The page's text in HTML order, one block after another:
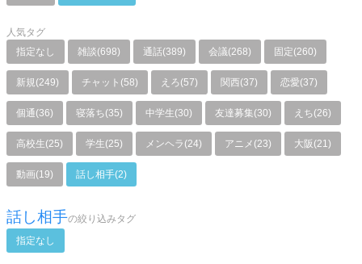
人気タグ
指定なし
雑談(698) 通話(389) 会議(268) 固定(260)
新規(249) チャット(58) えろ(57) 関西(37) 恋愛(37)
個通(36) 寝落ち(35) 中学生(30) 友達募集(30) えち(26)
高校生(25) 学生(25) メンヘラ(24) アニメ(23) 大阪(21)
動画(19) 話し相手(2)
話し相手の絞り込みタグ
指定なし